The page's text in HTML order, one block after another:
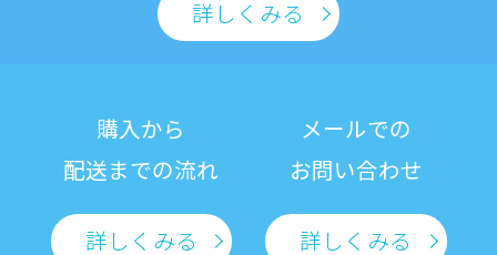
詳しくみる
購入から
配送までの流れ
詳しくみる
メールでの
お問い合わせ
詳しくみる